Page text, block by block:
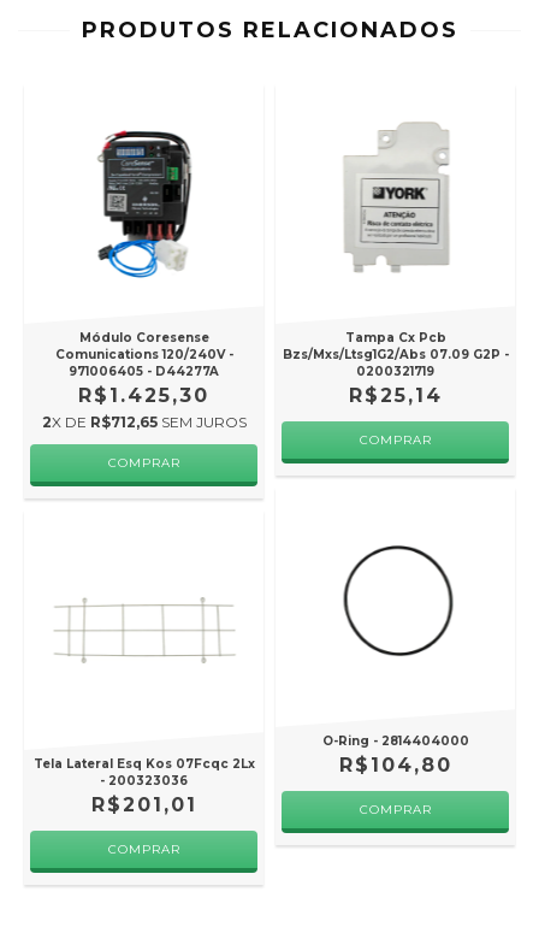
PRODUTOS RELACIONADOS
Módulo Coresense
Comunications 120/240V -
971006405 - D44277A
R$1.425,30
2X DE R$712,65SEM JUROS
Tampa Cx Pcb
Bzs/Mxs/Ltsg1G2/Abs 07.09 G2P -
0200321719
R$25,14
Tela Lateral Esq Kos 07Fcqc 2Lx
- 200323036
R$201,01
O-Ring - 2814404000
R$104,80